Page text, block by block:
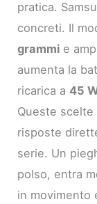
pratica.
concreti. Il
grammi e
aumenta la
ricarica a45
Queste scelte
risposte
serie. Un
polso, entra
in movimento